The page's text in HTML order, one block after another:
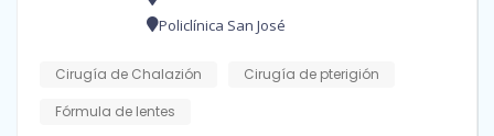
Policlínica San José
Cirugía de Chalazión
Cirugía de pterigión
Fórmula de lentes